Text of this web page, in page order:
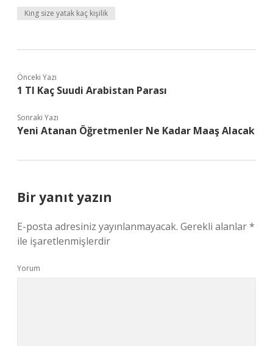
King size yatak kaç kişilik
Önceki Yazı
1 Tl Kaç Suudi Arabistan Parası
Sonraki Yazı
Yeni Atanan Öğretmenler Ne Kadar Maaş Alacak
Bir yanıt yazın
E-posta adresiniz yayınlanmayacak. Gerekli alanlar*
ile işaretlenmişlerdir
Yorum